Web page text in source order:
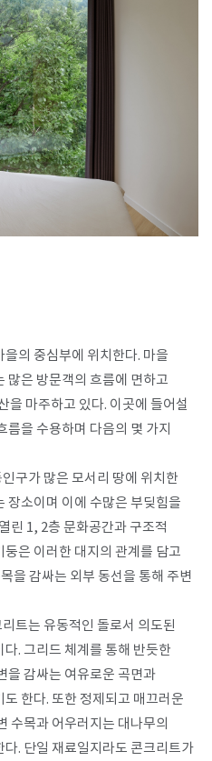
의 중심부에 위치한다. 마을
많은 방문객의 흐름에 면하고
을 마주하고 있다. 이곳에 들어설
름을 수용하며 다음의 몇 가지
구가 많은 모서리 땅에 위치한
장소이며 이에 수많은 부딪힘을
린 1, 2층 문화공간과 구조적
은 이러한 대지의 관계를 담고
을 감싸는 외부 동선을 통해 주변
트는 유동적인 돌로서 의도된
. 그리드 체계를 통해 반듯한
을 감싸는 여유로운 곡면과
한다. 또한 정제되고 매끄러운
수목과 어우러지는 대나무의
. 단일 재료일지라도 콘크리트가